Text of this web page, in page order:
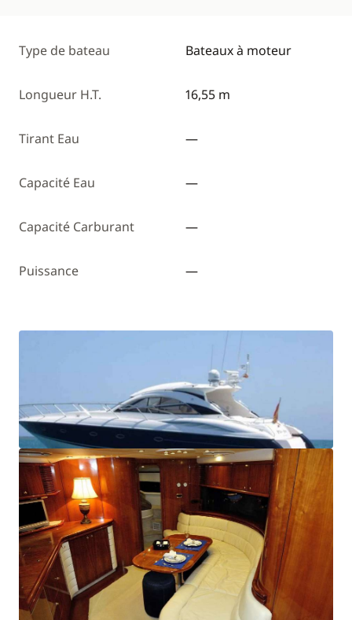
Type de bateau Bateaux à moteur
Longueur H.T. 16,55 m
Tirant Eau —
Capacité Eau —
Capacité Carburant —
Puissance —